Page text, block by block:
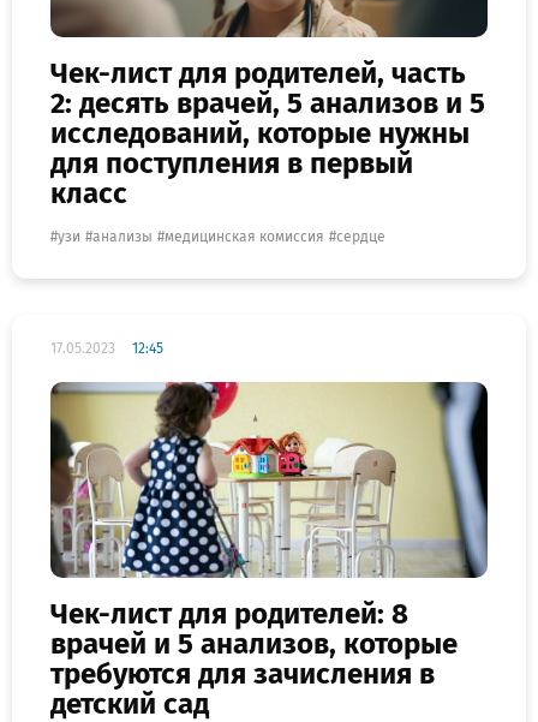
Чек-лист для родителей, часть
2: десять врачей, 5 анализов и 5
исследований, которые нужны
для поступления в первый
класс
узи анализы медицинская комиссия сердце
17.05.2023 12:45
Чек-лист для родителей: 8
врачей и 5 анализов, которые
требуются для зачисления в
детский сад